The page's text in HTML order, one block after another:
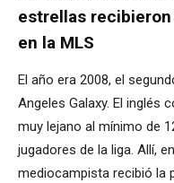
estrellas
en la MLS
El año era 2008, el
Angeles Galaxy. El inglés
muy lejano al mínimo de
jugadores de la liga. Allí,
mediocampista recibió la